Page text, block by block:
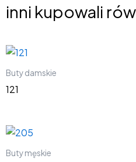
inni kupowali
Buty damskie
121
Buty męskie